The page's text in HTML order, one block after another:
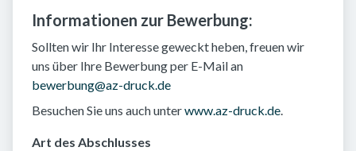
Informationen zur Bewerbung:
Sollten wir Ihr Interesse geweckt heben, freuen wir
uns über Ihre Bewerbung per E-Mail an
bewerbung@az-druck.de
Besuchen Sie uns auch unterwww.az-druck.de
Art des Abschlusses